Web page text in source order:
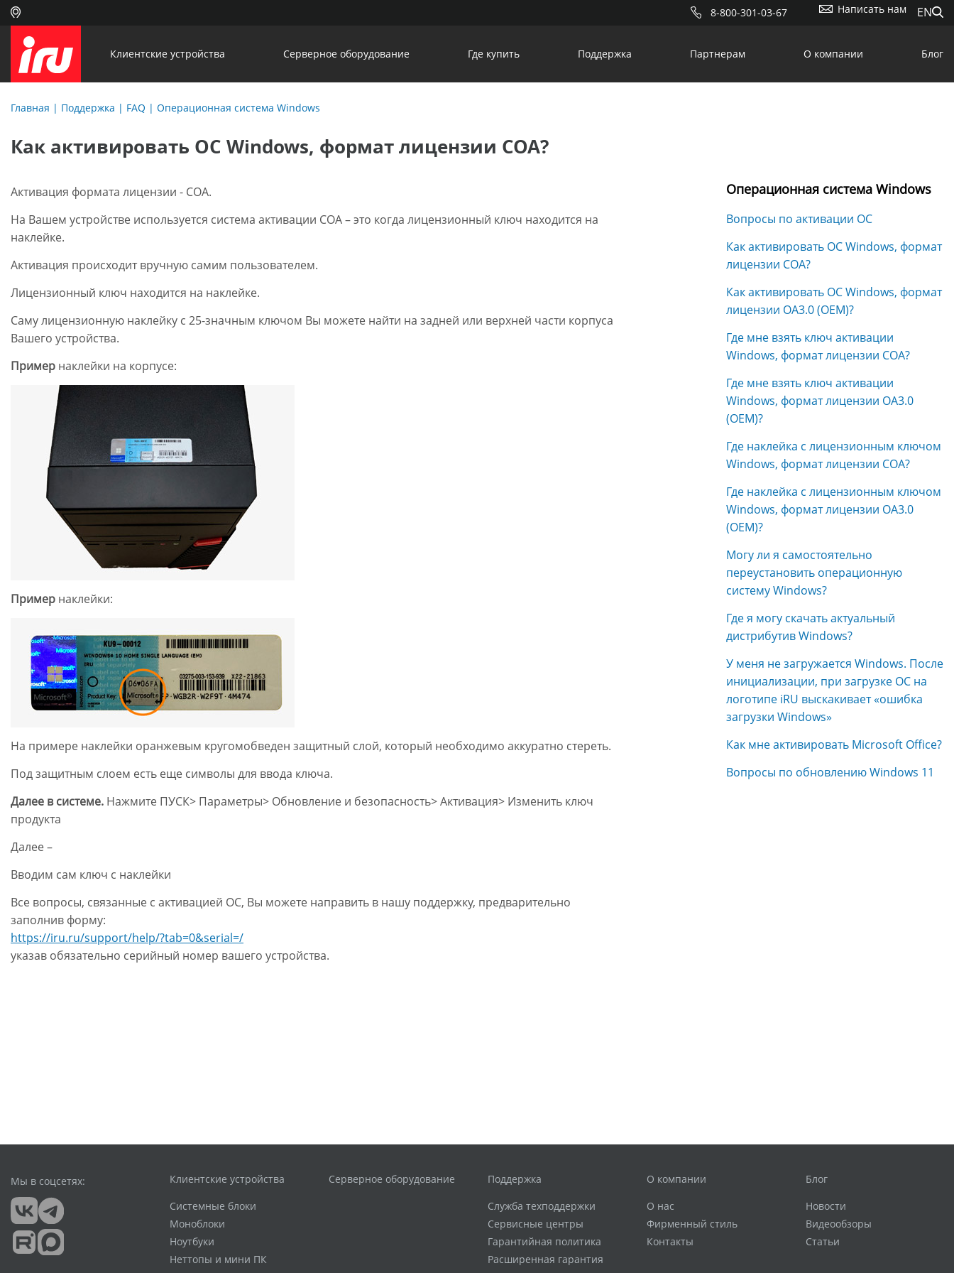
8-800-301-03-67 Написать нам EN
Клиентские устройства Серверное оборудование Где купить Поддержка Партнерам О компании Блог
Главная | Поддержка | FAQ | Операционная система Windows
Как активировать ОС Windows, формат лицензии COA?
Активация формата лицензии - COA.
На Вашем устройстве используется система активации COA – это когда лицензионный ключ находится на
наклейке.
Активация происходит вручную самим пользователем.
Лицензионный ключ находится на наклейке.
Саму лицензионную наклейку с 25-значным ключом Вы можете найти на задней или верхней части корпуса
Вашего устройства.
Пример наклейки на корпусе:
Пример наклейки:
На примере наклейки оранжевым кругомобведен защитный слой, который необходимо аккуратно стереть.
Под защитным слоем есть еще символы для ввода ключа.
Далее в системе. Нажмите ПУСК> Параметры> Обновление и безопасность> Активация> Изменить ключ
продукта
Далее –
Вводим сам ключ с наклейки
Все вопросы, связанные с активацией ОС, Вы можете направить в нашу поддержку, предварительно
заполнив форму:
https://iru.ru/support/help/?tab=0&serial=/
указав обязательно серийный номер вашего устройства.
Операционная система Windows
Вопросы по активации ОС
Как активировать ОС Windows, формат
лицензии COA?
Как активировать ОС Windows, формат
лицензии OA3.0 (OEM)?
Где мне взять ключ активации
Windows, формат лицензии COA?
Где мне взять ключ активации
Windows, формат лицензии OA3.0
(OEM)?
Где наклейка с лицензионным ключом
Windows, формат лицензии COA?
Где наклейка с лицензионным ключом
Windows, формат лицензии OA3.0
(OEM)?
Могу ли я самостоятельно
переустановить операционную
систему Windows?
Где я могу скачать актуальный
дистрибутив Windows?
У меня не загружается Windows. После
инициализации, при загрузке ОС на
логотипе iRU выскакивает «ошибка
загрузки Windows»
Как мне активировать Microsoft Office?
Вопросы по обновлению Windows 11
Мы в соцсетях:
Клиентские устройства
Системные блоки
Моноблоки
Ноутбуки
Неттопы и мини ПК
Серверное оборудование
Поддержка
Служба техподдержки
Сервисные центры
Гарантийная политика
Расширенная гарантия
О компании
О нас
Фирменный стиль
Контакты
Блог
Новости
Видеообзоры
Статьи